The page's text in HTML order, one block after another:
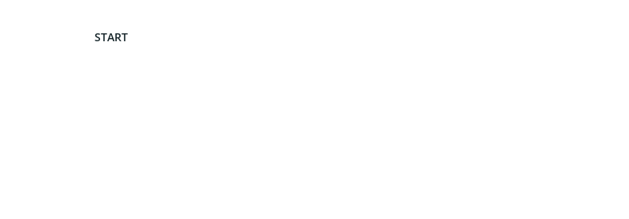
START